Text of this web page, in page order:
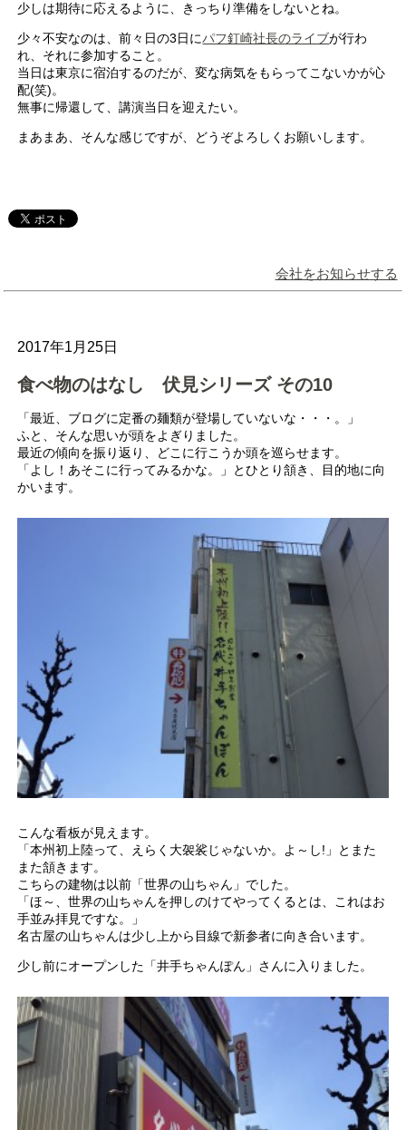
少しは期待に応えるように、きっちり準備をしないとね。
少々不安なのは、前々日の3日にパフ釘崎社長のライブが行わ
れ、それに参加すること。
当日は東京に宿泊するのだが、変な病気をもらってこないかが心
配(笑)。
無事に帰還して、講演当日を迎えたい。
まあまあ、そんな感じですが、どうぞよろしくお願いします。
会社をお知らせする
2017年1月25日
食べ物のはなし 伏見シリーズ その10
「最近、ブログに定番の麺類が登場していないな・・・。」
ふと、そんな思いが頭をよぎりました。
最近の傾向を振り返り、どこに行こうか頭を巡らせます。
「よし！あそこに行ってみるかな。」とひとり頷き、目的地に向
かいます。
こんな看板が見えます。
「本州初上陸って、えらく大袈裟じゃないか。よ～し!」とまた
また頷きます。
こちらの建物は以前「世界の山ちゃん」でした。
「ほ～、世界の山ちゃんを押しのけてやってくるとは、これはお
手並み拝見ですな。」
名古屋の山ちゃんは少し上から目線で新参者に向き合います。
少し前にオープンした「井手ちゃんぽん」さんに入りました。